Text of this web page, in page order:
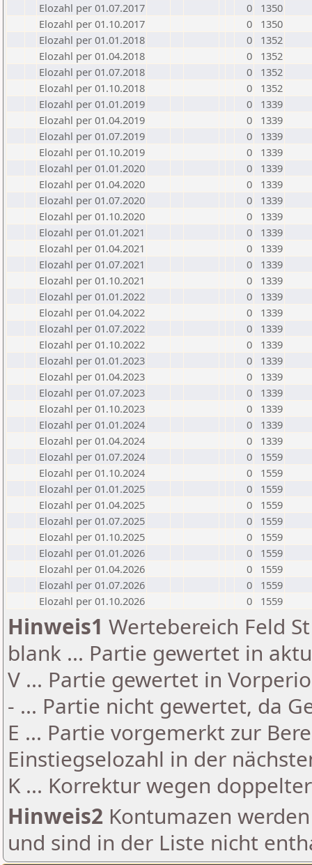
Elozahl per 01.07.2017
0
1350
Elozahl per 01.10.2017
0
1350
Elozahl per 01.01.2018
0
1352
Elozahl per 01.04.2018
0
1352
Elozahl per 01.07.2018
0
1352
Elozahl per 01.10.2018
0
1352
Elozahl per 01.01.2019
0
1339
Elozahl per 01.04.2019
0
1339
Elozahl per 01.07.2019
0
1339
Elozahl per 01.10.2019
0
1339
Elozahl per 01.01.2020
0
1339
Elozahl per 01.04.2020
0
1339
Elozahl per 01.07.2020
0
1339
Elozahl per 01.10.2020
0
1339
Elozahl per 01.01.2021
0
1339
Elozahl per 01.04.2021
0
1339
Elozahl per 01.07.2021
0
1339
Elozahl per 01.10.2021
0
1339
Elozahl per 01.01.2022
0
1339
Elozahl per 01.04.2022
0
1339
Elozahl per 01.07.2022
0
1339
Elozahl per 01.10.2022
0
1339
Elozahl per 01.01.2023
0
1339
Elozahl per 01.04.2023
0
1339
Elozahl per 01.07.2023
0
1339
Elozahl per 01.10.2023
0
1339
Elozahl per 01.01.2024
0
1339
Elozahl per 01.04.2024
0
1339
Elozahl per 01.07.2024
0
1559
Elozahl per 01.10.2024
0
1559
Elozahl per 01.01.2025
0
1559
Elozahl per 01.04.2025
0
1559
Elozahl per 01.07.2025
0
1559
Elozahl per 01.10.2025
0
1559
Elozahl per 01.01.2026
0
1559
Elozahl per 01.04.2026
0
1559
Elozahl per 01.07.2026
0
1559
Elozahl per 01.10.2026
0 1559
Hinweis1 Wertebereich Feld
blank ... Partie gewertet in
V ... Partie gewertet in
- ... Partie nicht gewertet, da
E ... Partie vorgemerkt zur
Einstiegselozahl in der
K ... Korrektur wegen
Hinweis2 Kontumazen
und sind in der Liste nicht